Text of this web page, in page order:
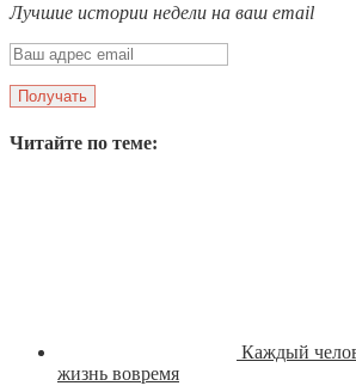
Лучшие истории недели на ваш email
Читайте по теме:
Каждый
жизнь вовремя